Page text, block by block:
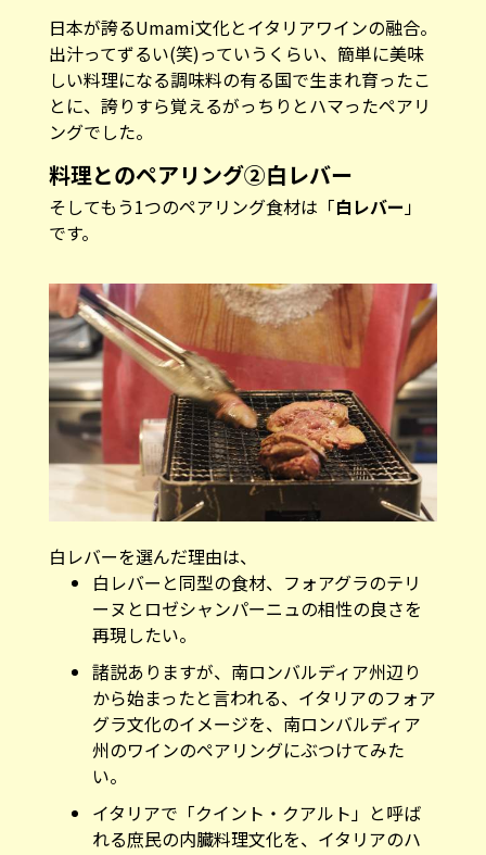
日本が誇るUmami文化とイタリアワインの融合。
出汁ってずるい(笑)っていうくらい、簡単に美味
しい料理になる調味料の有る国で生まれ育ったこ
とに、誇りすら覚えるがっちりとハマったペアリ
ングでした。
料理とのペアリング②白レバー
そしてもう1つのペアリング食材は「白レバー 」
です。
白レバーを選んだ理由は、
白レバーと同型の食材、フォアグラのテリ
ーヌとロゼシャンパーニュの相性の良さを
再現したい。
諸説ありますが、南ロンバルディア州辺り
から始まったと言われる、イタリアのフォア
グラ文化のイメージを、南ロンバルディア
州のワインのペアリングにぶつけてみた
い。
イタリアで「クイント・クアルト」と呼ば
れる庶民の内臓料理文化を、イタリアのハ